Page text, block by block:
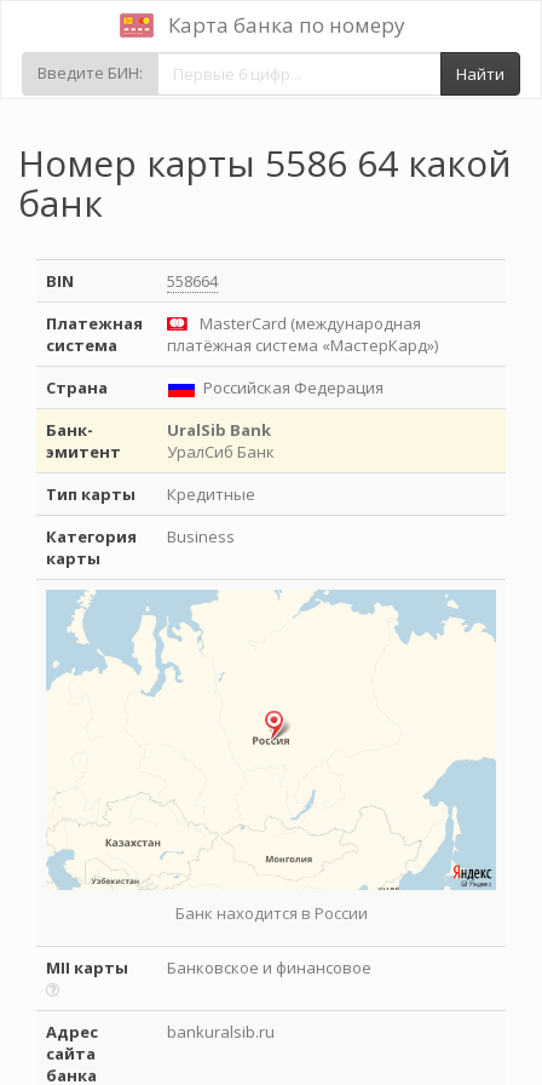
Карта банка по номеру
Введите БИН: Найти
Номер карты 5586 64 какой
банк
BIN
558664
Платежная
система
MasterCard (международная
платёжная система «МастерКард»)
Страна
Российская Федерация
Банк-
эмитент
UralSib Bank
УралСиб Банк
Тип карты
Кредитные
Категория
карты
Business
Банк находится в России
MII карты Банковское и финансовое
Адрес
сайта
банка
bankuralsib.ru